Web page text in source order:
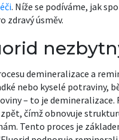
. Níže se podíváme, jak
zdravý úsměv.
demineralizace a
nebo kyselé potraviny,
– to je demineralizace.
čímž obnovuje
Tento proces je